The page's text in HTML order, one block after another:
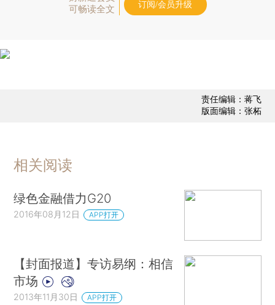
可畅读全文
订阅/会员升级
责任编辑：蒋飞
版面编辑：张柘
相关阅读
绿色金融借力G20
2016年08月12日 APP打开
【封面报道】专访易纲：相信
市场
2013年11月30日 APP打开